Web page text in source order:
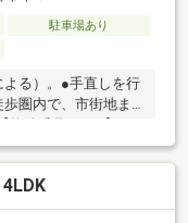
駐車場あり
る）。●手直しを行
圏内で、市街地ま
物件番号22643】と
す。南向き、陽当り
始発駅、整形地、２